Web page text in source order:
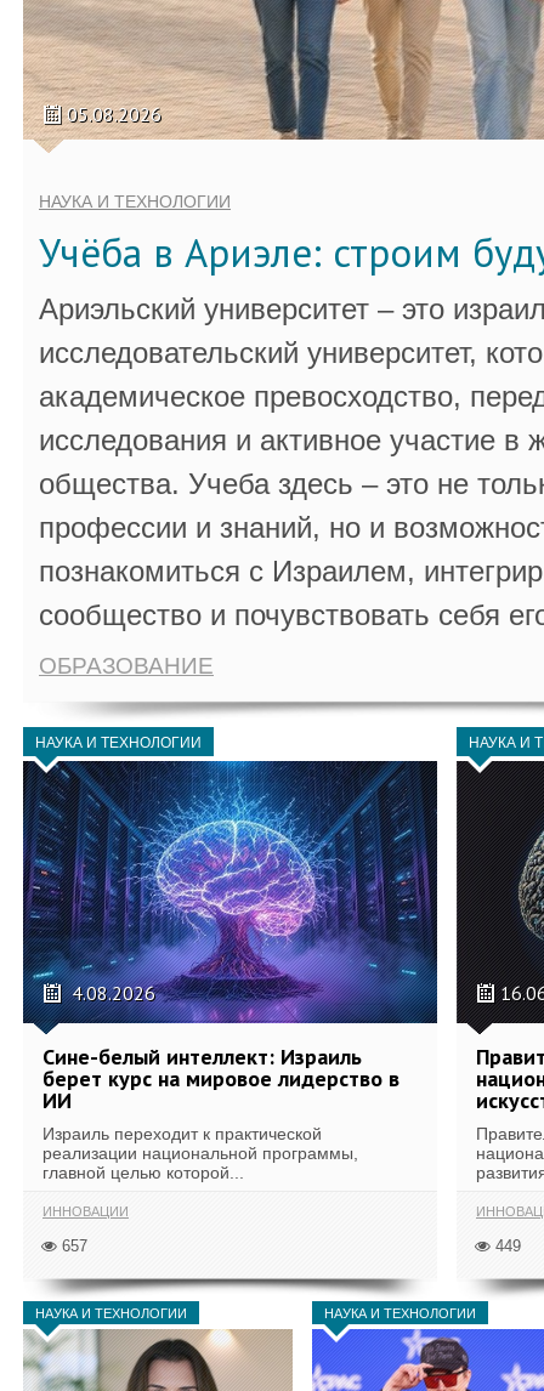
05.08.2026
НАУКА И ТЕХНОЛОГИИ
Учёба в Ариэле: строим
Ариэльский университет – это
исследовательский университет,
академическое превосходство,
исследования и активное участие в
общества. Учеба здесь – это не
профессии и знаний, но и
познакомиться с Израилем,
сообщество и почувствовать себя
ОБРАЗОВАНИЕ
НАУКА И ТЕХНОЛОГИИ
4.08.2026
Сине-белый интеллект: Израиль
берет курс на мировое лидерство в
ИИ
Израиль переходит к практической
реализации национальной программы,
главной целью которой...
ИННОВАЦИИ
657
НАУКА И
449
НАУКА И ТЕХНОЛОГИИ НАУКА И ТЕХНОЛОГИИ